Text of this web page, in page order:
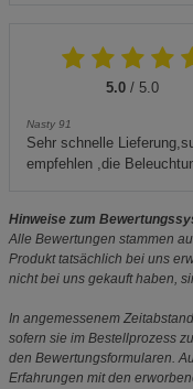
5.0 / 5.0
Nasty 91
Sehr schnelle
empfehlen ,die
Hinweise zum
Alle Bewertungen stammen
Produkt tatsächlich bei uns
nicht bei uns gekauft haben,
In angemessenem
sofern sie im Bestellprozess
den Bewertungsformularen.
Erfahrungen mit den